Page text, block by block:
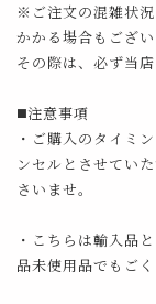
※ご注文の混雑状
かかる場合もござい
その際は、必ず当
◼️注意事項
・ご購入のタイミ
ンセルとさせてい
さいませ。
・こちらは輸入品
品未使用品でもご